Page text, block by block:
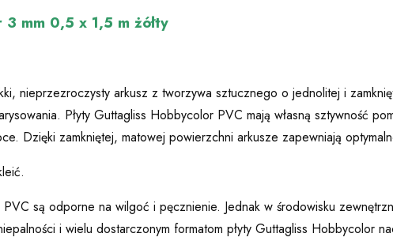
mm 0,5 x 1,5 m żółty
nieprzezroczysty arkusz z tworzywa sztucznego o jednolitej i
Płyty Guttagliss Hobbycolor PVC mają własną sztywność
Dzięki zamkniętej, matowej powierzchni arkusze zapewniają
są odporne na wilgoć i pęcznienie. Jednak w środowisku
i wielu dostarczonym formatom płyty Guttagliss Hobbycolor